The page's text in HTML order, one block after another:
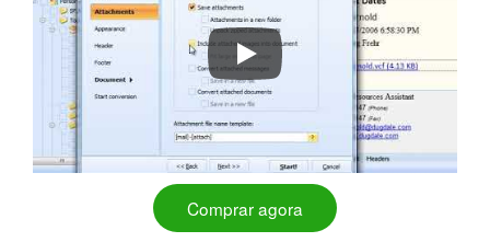
How To Convert Emails With Total
Comprar agora